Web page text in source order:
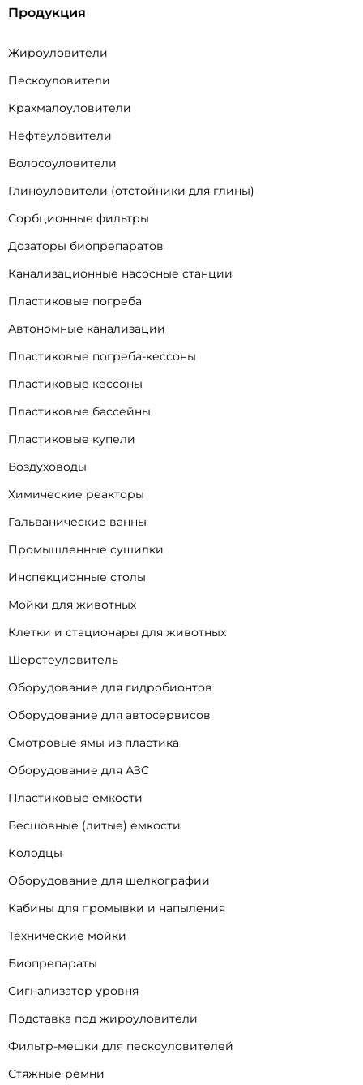
Продукция
Жироуловители
Пескоуловители
Крахмалоуловители
Нефтеуловители
Волосоуловители
Глиноуловители (отстойники для глины)
Сорбционные фильтры
Дозаторы биопрепаратов
Канализационные насосные станции
Пластиковые погреба
Автономные канализации
Пластиковые погреба-кессоны
Пластиковые кессоны
Пластиковые бассейны
Пластиковые купели
Воздуховоды
Химические реакторы
Гальванические ванны
Промышленные сушилки
Инспекционные столы
Мойки для животных
Клетки и стационары для животных
Шерстеуловитель
Оборудование для гидробионтов
Оборудование для автосервисов
Смотровые ямы из пластика
Оборудование для АЗС
Пластиковые емкости
Бесшовные (литые) емкости
Колодцы
Оборудование для шелкографии
Кабины для промывки и напыления
Технические мойки
Биопрепараты
Сигнализатор уровня
Подставка под жироуловители
Фильтр-мешки для пескоуловителей
Стяжные ремни